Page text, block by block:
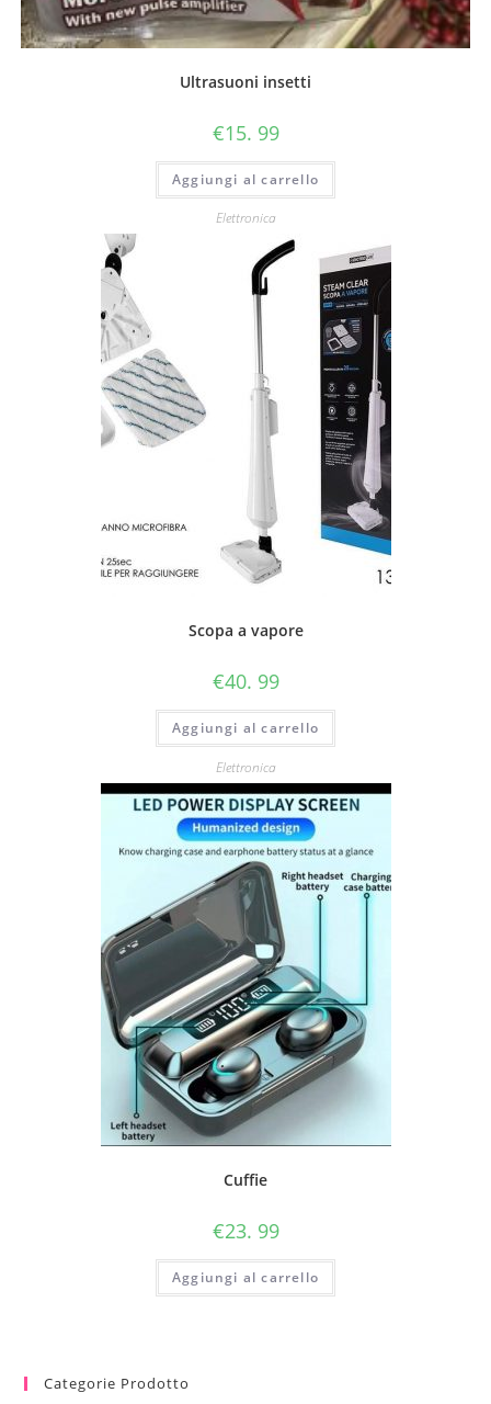
Ultrasuoni insetti
€15. 99
Aggiungi al carrello
Elettronica
Scopa a vapore
€40. 99
Aggiungi al carrello
Elettronica
Cuffie
€23. 99
Aggiungi al carrello
Categorie Prodotto